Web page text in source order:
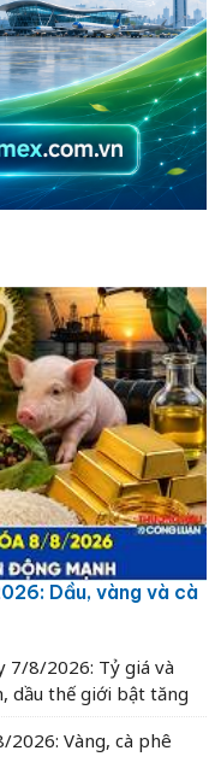
Dầu, vàng và cà
7/8/2026: Tỷ giá và
dầu thế giới bật tăng
2026: Vàng, cà phê